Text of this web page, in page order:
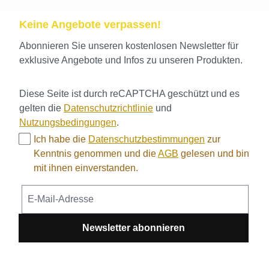
Keine Angebote verpassen!
Abonnieren Sie unseren kostenlosen Newsletter für
exklusive Angebote und Infos zu unseren Produkten.
Diese Seite ist durch reCAPTCHA geschützt und es
gelten die Datenschutzrichtlinie und
Nutzungsbedingungen.
Ich habe die Datenschutzbestimmungen zur
Kenntnis genommen und dieAGB gelesen und bin
mit ihnen einverstanden.
Newsletter abonnieren